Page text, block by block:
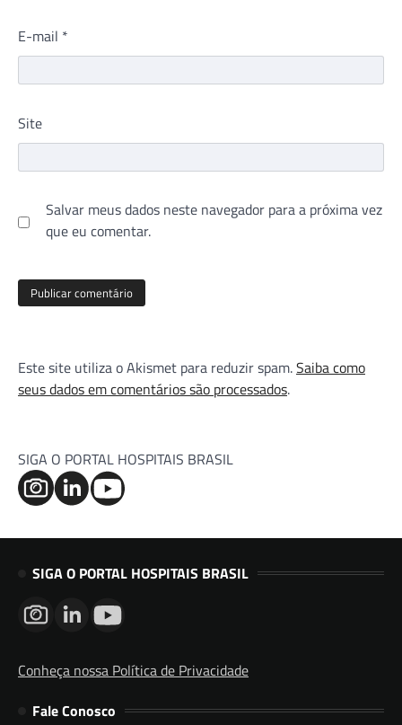
E-mail *
Site
Salvar meus dados neste navegador para a próxima vez
que eu comentar.
Este site utiliza o Akismet para reduzir spam.Saiba como
seus dados em comentários são processados.
SIGA O PORTAL HOSPITAIS BRASIL
SIGA O PORTAL HOSPITAIS BRASIL
Conheça nossa Política de Privacidade
Fale Conosco